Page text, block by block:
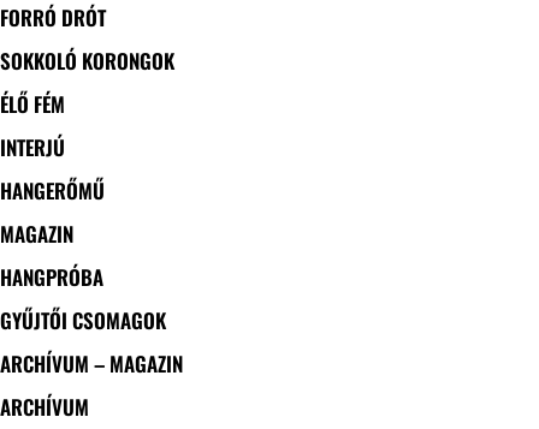
FORRÓ DRÓT
SOKKOLÓ KORONGOK
ÉLŐ FÉM
INTERJÚ
HANGERŐMŰ
MAGAZIN
HANGPRÓBA
GYŰJTŐI CSOMAGOK
ARCHÍVUM – MAGAZIN
ARCHÍVUM